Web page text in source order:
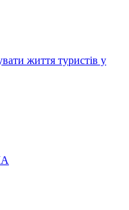
життя туристів у